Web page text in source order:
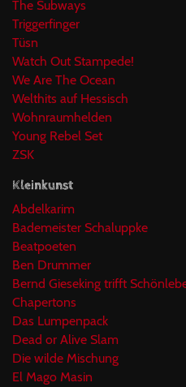
The Subways
Triggerfinger
Tüsn
Watch Out Stampede!
We Are The Ocean
Welthits auf Hessisch
Wohnraumhelden
Young Rebel Set
ZSK
Kleinkunst
Abdelkarim
Bademeister Schaluppke
Beatpoeten
Ben Drummer
Bernd Gieseking trifft
Chapertons
Das Lumpenpack
Dead or Alive Slam
Die wilde Mischung
El Mago Masin